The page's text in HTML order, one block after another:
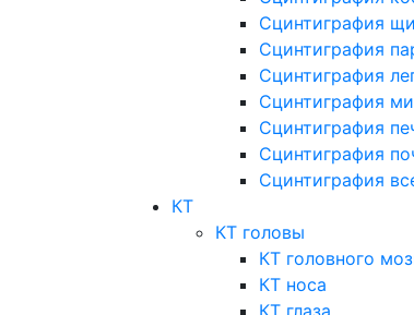
Сцинтиграфия
Сцинтиграфия
Сцинтиграфия
Сцинтиграфия
Сцинтиграфия
Сцинтиграфия
Сцинтиграфия
КТ
КТ головы
КТ головного
КТ носа
КТ глаза